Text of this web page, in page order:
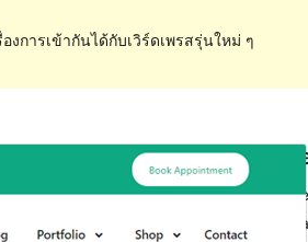
การเข้ากันได้กับเวิร์ดเพรสรุ่นใหม่ ๆ
This